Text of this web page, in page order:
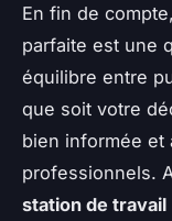
En fin de
parfaite est une
équilibre entre
que soit votre
bien informée et
professionnels.
station de travail